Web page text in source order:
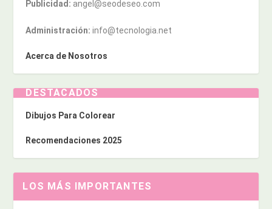
Publicidad: angel@seodeseo.com
Administración: info@tecnologia.net
Acerca de Nosotros
DESTACADOS
Dibujos Para Colorear
Recomendaciones 2025
LOS MÁS IMPORTANTES